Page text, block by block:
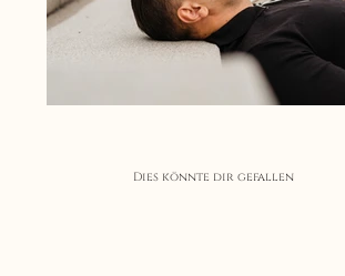
Dies könnte dir gefallen